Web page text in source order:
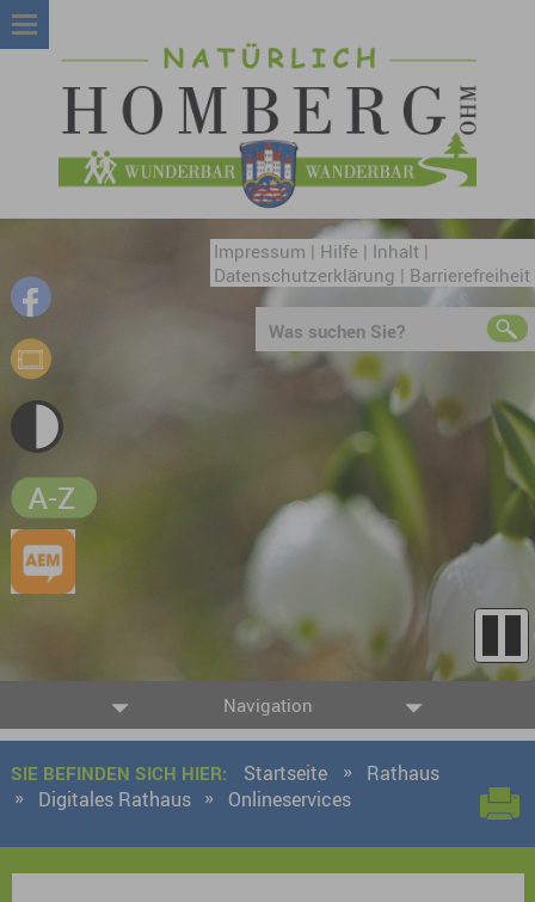
Impressum | Hilfe | Inhalt|
Datenschutzerklärung | Barrierefreiheit
Was suchen Sie?
Navigation
SIE BEFINDEN SICH HIER: Startseite
Rathaus
Digitales Rathaus
Onlineservices